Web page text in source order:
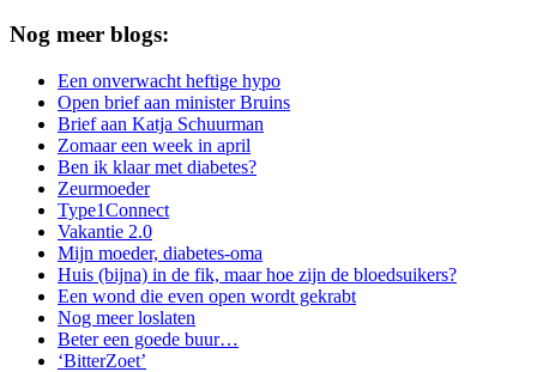
Nog meer blogs:
Een onverwacht heftige hypo
Open brief aan minister Bruins
Brief aan Katja Schuurman
Zomaar een week in april
Ben ik klaar met diabetes?
Zeurmoeder
Type1Connect
Vakantie 2.0
Mijn moeder, diabetes-oma
Huis (bijna) in de fik, maar hoe zijn de bloedsuikers?
Een wond die even open wordt gekrabt
Nog meer loslaten
Beter een goede buur…
‘BitterZoet’